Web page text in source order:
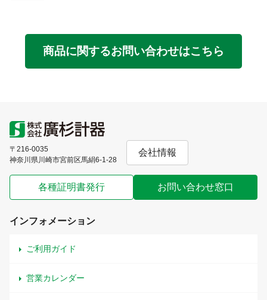
商品に関するお問い合わせはこちら
〒216-0035
神奈川県川崎市宮前区馬絹6-1-28
会社情報
各種証明書発行 お問い合わせ窓口
インフォメーション
ご利用ガイド
営業カレンダー